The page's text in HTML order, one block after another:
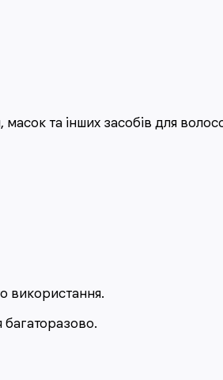
та інших засобів для
використання.